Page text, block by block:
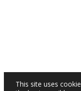
This site uses